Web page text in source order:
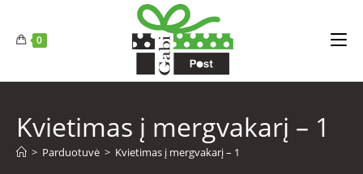
0
Kvietimas į mergvakarį – 1
> Parduotuvė > Kvietimas į mergvakarį – 1